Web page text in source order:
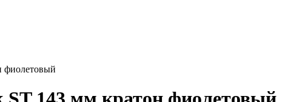
фиолетовый